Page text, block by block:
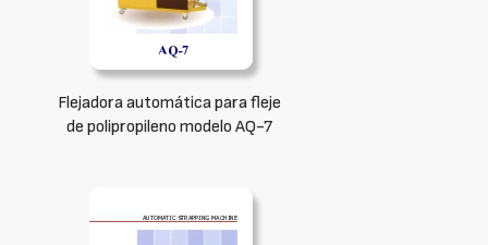
Flejadora automática para fleje
de polipropileno modelo AQ-7